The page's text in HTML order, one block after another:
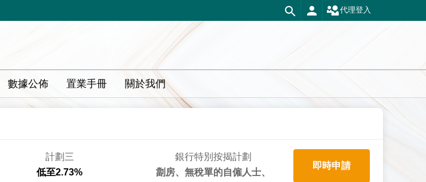
代理登入
數據公佈 置業手冊 關於我們
計劃三
低至2.73%
銀行特別按揭計劃
劏房、無稅單的自僱人士、
即時申請